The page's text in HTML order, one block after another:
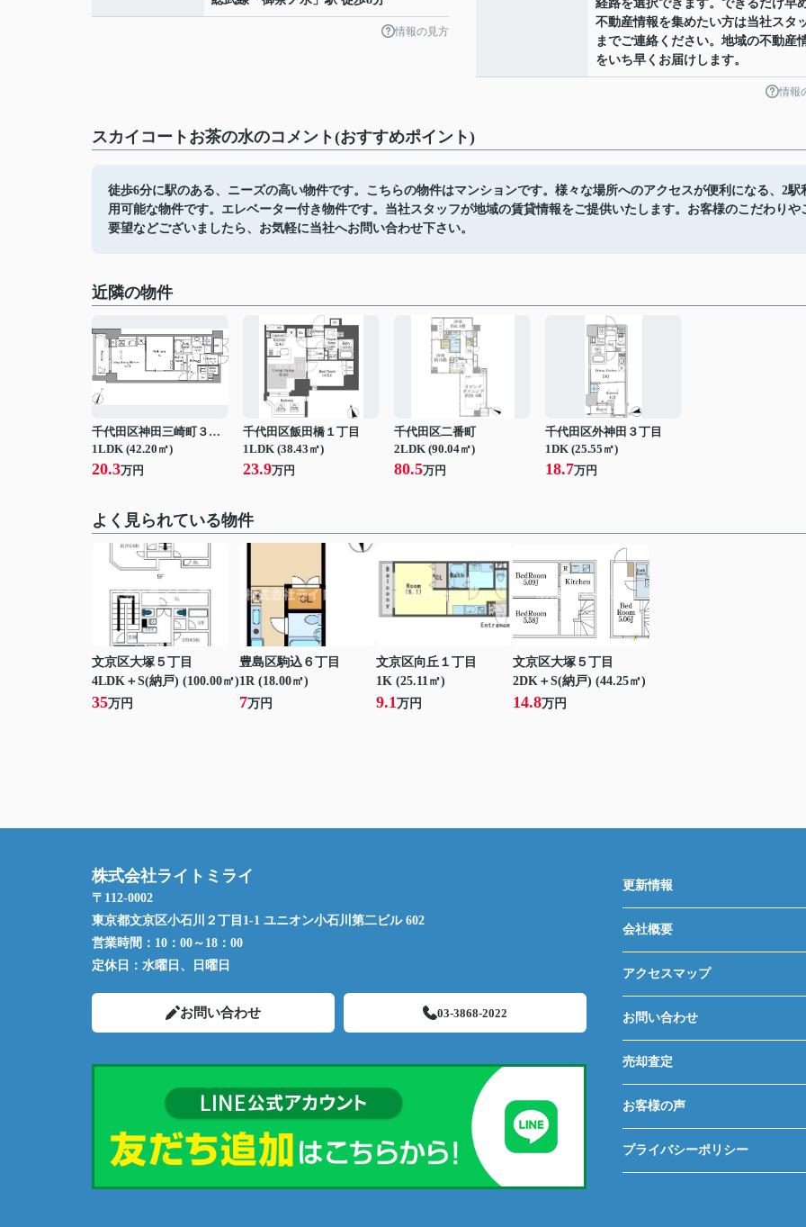
情報の見方
経路を選択できます。できるだけ早
不動産情報を集めたい方は当社スタ
までご連絡ください。地域の不動産
をいち早くお届けします。
情報
スカイコートお茶の水のコメント(おすすめポイント)
徒歩6分に駅のある、ニーズの高い物件です。こちらの物件はマンションです。様々な場所へのアクセスが便利になる、2駅
用可能な物件です。エレベーター付き物件です。当社スタッフが地域の賃貸情報をご提供いたします。お客様のこだわりや
要望などございましたら、お気軽に当社へお問い合わせ下さい。
近隣の物件
千代田区神田三崎町３丁目
1LDK (42.20㎡)
20.3万円
千代田区飯田橋１丁目
1LDK (38.43㎡)
23.9万円
千代田区二番町
2LDK (90.04㎡)
80.5万円
千代田区外神田３丁目
1DK (25.55㎡)
18.7万円
よく見られている物件
文京区大塚５丁目
4LDK＋S(納戸) (100.00㎡)
35万円
豊島区駒込６丁目
1R (18.00㎡)
7万円
文京区向丘１丁目
1K (25.11㎡)
9.1万円
文京区大塚５丁目
2DK＋S(納戸) (44.25㎡)
14.8万円
株式会社ライトミライ
〒112-0002
東京都文京区小石川２丁目1-1 ユニオン小石川第二ビル 602
営業時間： 10：00～18：00
定休日： 水曜日、日曜日
お問い合わせ 03-3868-2022
更新情報
会社概要
アクセスマップ
お問い合わせ
売却査定
お客様の声
プライバシーポリシー